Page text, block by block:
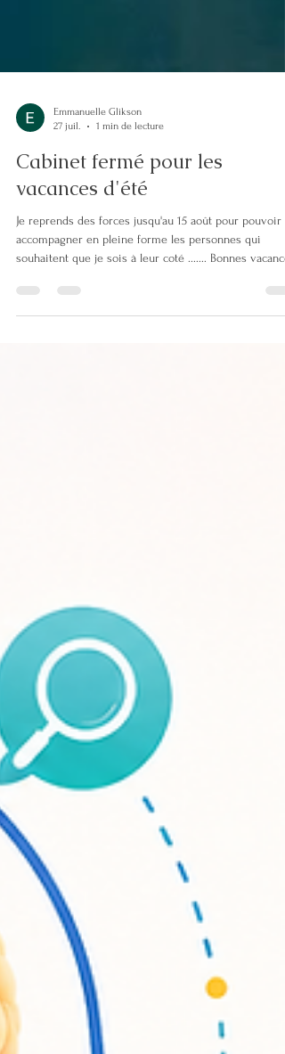
27 juil.
1 min de lecture
Cabinet fermé pour les
vacances d'été
Je reprends des forces jusqu'au 15 août pour pouvoir
accompagner en pleine forme les personnes qui
souhaitent que je sois à leur coté ....... Bonnes